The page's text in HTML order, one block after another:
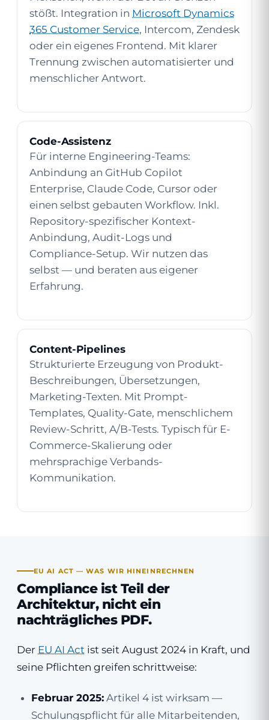
stößt. Integration in Microsoft Dynamics
365 Customer Service, Intercom, Zendesk
oder ein eigenes Frontend. Mit klarer
Trennung zwischen automatisierter und
menschlicher Antwort.
Code-Assistenz
Für interne Engineering-Teams:
Anbindung an GitHub Copilot
Enterprise, Claude Code, Cursor oder
einen selbst gebauten Workflow. Inkl.
Repository-spezifischer Kontext-
Anbindung, Audit-Logs und
Compliance-Setup. Wir nutzen das
selbst — und beraten aus eigener
Erfahrung.
Content-Pipelines
Strukturierte Erzeugung von Produkt-
Beschreibungen, Übersetzungen,
Marketing-Texten. Mit Prompt-
Templates, Quality-Gate, menschlichem
Review-Schritt, A/B-Tests. Typisch für E-
Commerce-Skalierung oder
mehrsprachige Verbands-
Kommunikation.
EU AI ACT — WAS WIR HINEINRECHNEN
Compliance ist Teil der
Architektur, nicht ein
nachträgliches PDF.
Der EU AI Act ist seit August 2024 in Kraft, und
seine Pflichten greifen schrittweise:
Februar 2025: Artikel 4 ist wirksam —
Schulungspflicht für alle Mitarbeitenden,